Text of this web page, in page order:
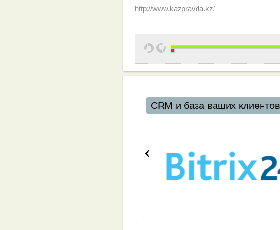
http://www.kazpravda.kz/
CRM и база ваших клиентов